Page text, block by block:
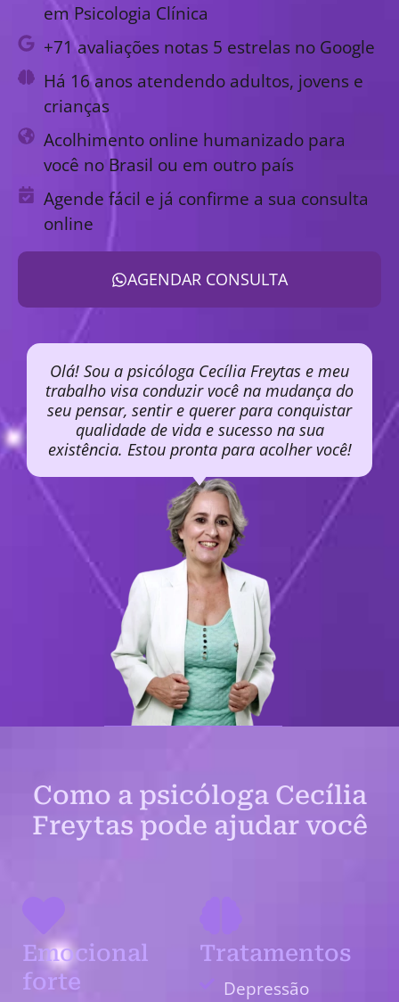
em Psicologia Clínica
+71 avaliações notas 5 estrelas no Google
Há 16 anos atendendo adultos, jovens e
crianças
Acolhimento online humanizado para
você no Brasil ou em outro país
Agende fácil e já confirme a sua consulta
online
AGENDAR CONSULTA
Olá! Sou a psicóloga Cecília Freytas e meu
trabalho visa conduzir você na mudança do
seu pensar, sentir e querer para conquistar
qualidade de vida e sucesso na sua
existência. Estou pronta para acolher você!
Como a psicóloga Cecília
Freytas pode ajudar você
Emocional
forte
Tratamentos
Depressão